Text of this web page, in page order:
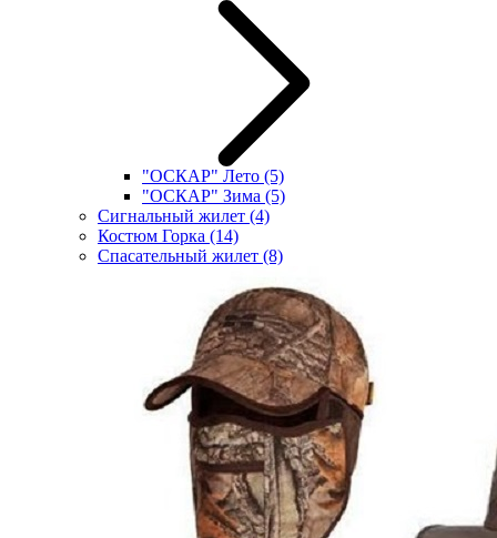
"ОСКАР" Лето (5)
"ОСКАР" Зима (5)
Сигнальный жилет (4)
Костюм Горка (14)
Спасательный жилет (8)